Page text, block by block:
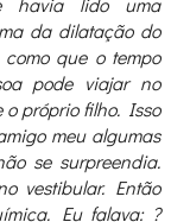
da dilatação do
que o tempo
pode viajar no
o próprio filho. Isso
meu algumas
se surpreendia.
vestibular. Então
Eu falava: ?